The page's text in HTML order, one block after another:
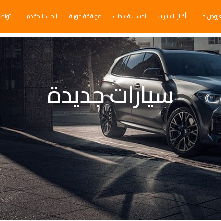
أخبار السيارات احسب قسطك موافقة فورية ابحث بالمقدم
سيارات جديدة